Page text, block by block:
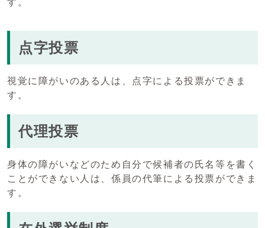
す。
点字投票
視覚に障がいのある人は、点字による投票ができま
す。
代理投票
身体の障がいなどのため自分で候補者の氏名等を書く
ことができない人は、係員の代筆による投票ができま
す。